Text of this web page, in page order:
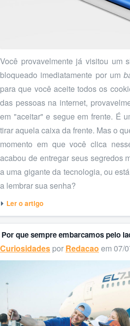
Você provavelmente já visitou um
bloqueado imediatamente por um
para que você aceite todos os
das pessoas na internet,
em "aceitar" e segue em frente. É
tirar aquela caixa da frente. Mas o
momento em que você clica
acabou de entregar seus segredos
a uma gigante da tecnologia, ou
a lembrar sua senha?
Ler o artigo
Por que sempre embarcamos pelo
Curiosidades por Redacao em 07/